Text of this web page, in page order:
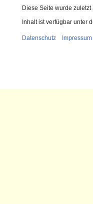
Diese Seite wurde
Inhalt ist verfügbar unter
Datenschutz Impressum